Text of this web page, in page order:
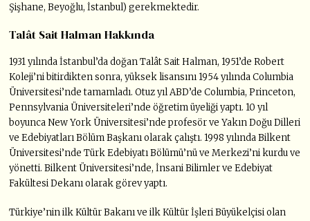
Şişhane, Beyoğlu, İstanbul) gerekmektedir.
Talât Sait Halman Hakkında
1931 yılında İstanbul’da doğan Talât Sait Halman, 1951’de Robert
Koleji’ni bitirdikten sonra, yüksek lisansını 1954 yılında Columbia
Üniversitesi’nde tamamladı. Otuz yıl ABD’de Columbia, Princeton,
Pennsylvania Üniversiteleri’nde öğretim üyeliği yaptı. 10 yıl
boyunca New York Üniversitesi’nde profesör ve Yakın Doğu Dilleri
ve Edebiyatları Bölüm Başkanı olarak çalıştı. 1998 yılında Bilkent
Üniversitesi’nde Türk Edebiyatı Bölümü’nü ve Merkezi’ni kurdu ve
yönetti. Bilkent Üniversitesi’nde, İnsani Bilimler ve Edebiyat
Fakültesi Dekanı olarak görev yaptı.
Türkiye’nin ilk Kültür Bakanı ve ilk Kültür İşleri Büyükelçisi olan